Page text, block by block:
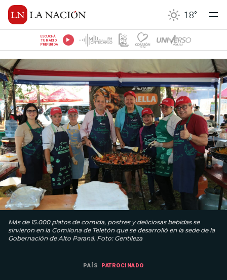
18°
ESCUCHÁ
TU RADIO
PREFERIDA
Más de 15.000 platos de comida, postres y deliciosas bebidas se
sirvieron en la Comilona de Teletón que se desarrolló en la sede de la
Gobernación de Alto Paraná. Foto: Gentileza
PAÍS PATROCINADO